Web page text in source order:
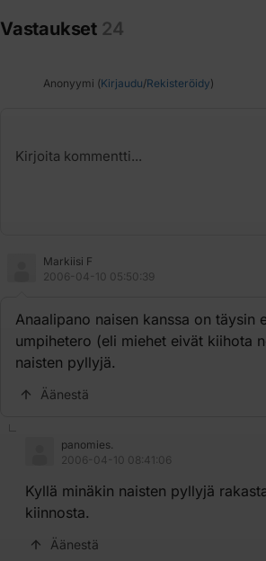
Vastaukset 24
Anonyymi (Kirjaudu/Rekisteröidy)
Markiisi F
2006-04-10 05:50:39
Anaalipano naisen kanssa on täysin
umpihetero (eli miehet eivät kiihota
naisten pyllyjä.
Äänestä
panomies.
2006-04-10 08:41:06
Kyllä minäkin naisten pyllyjä
kiinnosta.
Äänestä